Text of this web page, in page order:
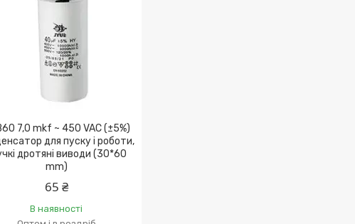
7,0 mkf ~ 450 VAC (±5%)
для пуску і роботи,
дротяні виводи (30*60
mm)
65 ₴
В наявності